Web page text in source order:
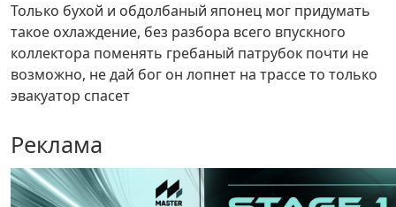
Только бухой и обдолбаный японец мог придумать
такое охлаждение, без разбора всего впускного
коллектора поменять гребаный патрубок почти не
возможно, не дай бог он лопнет на трассе то только
эвакуатор спасет
Реклама